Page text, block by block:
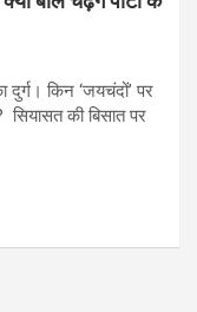
दुर्ग। किन ‘जयचंदों’ पर
सियासत की बिसात पर